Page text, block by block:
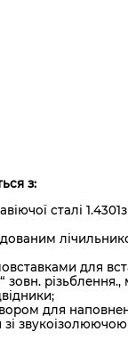
з:
сталі
для
зовн.
для
зі